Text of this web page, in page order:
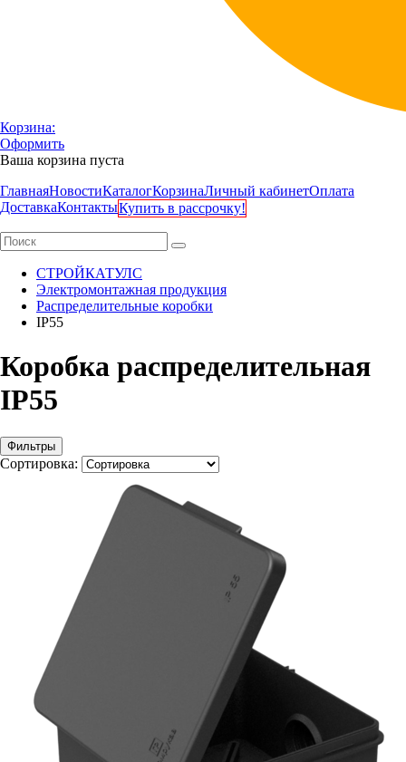
Корзина:
Оформить
Ваша корзина пуста
ГлавнаяНовостиКаталогКорзинаЛичный кабинетОплата
ДоставкаКонтактыКупить в рассрочку!
СТРОЙКАТУЛС
Электромонтажная продукция
Распределительные коробки
IP55
Коробка распределительная
IP55
Фильтры
Сортировка: